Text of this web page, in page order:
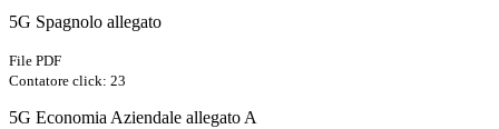
5G Spagnolo allegato
File PDF
Contatore click: 23
5G Economia Aziendale allegato A